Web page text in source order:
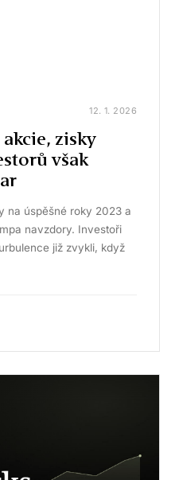
12. 1. 2026
zisky
však
na úspěšné roky 2023 a
navzdory. Investoři
již zvykli, když